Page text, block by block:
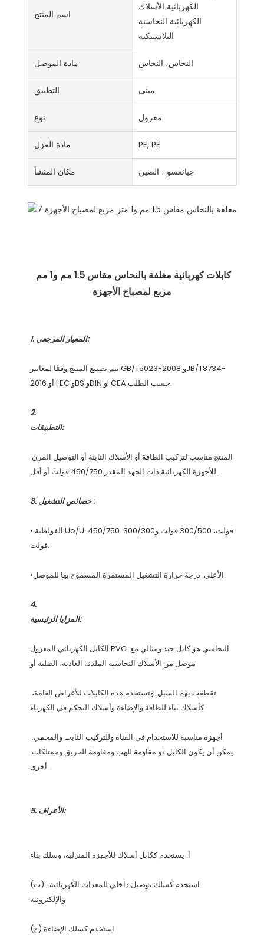
اسم المنتج
الكهربائية الأسلاك
الكهربائية النحاسية
البلاستيكية
مادة الموصل النحاس، النحاس
التطبيق مبنى
نوع معزول
مادة العزل PE, PE
مكان المنشأ جيانغسو ، الصين
1. المعيار المرجعي:
يتم تصنيع المنتج وفقًا لمعايير GB/T5023-2008 وJB/T8734-
التطبيقات:
3. خصائص التشغيل :
• الفولطية Uo/U: 450/750 فولت، 300/500 فولت و300/300
المزايا الرئيسية:
الكابل الكهربائي المعزول PVC النحاسي هو كابل جيد ومثالي مع
كأسلاك بناء للطاقة والإضاءة وأسلاك التحكم في الكهرباء
يمكن أن يكون الكابل ذو مقاومة للهب ومقاومة للحريق وممتلكات
5. الأعراف:
(ب). استخدم كسلك توصيل داخلي للمعدات الكهربائية